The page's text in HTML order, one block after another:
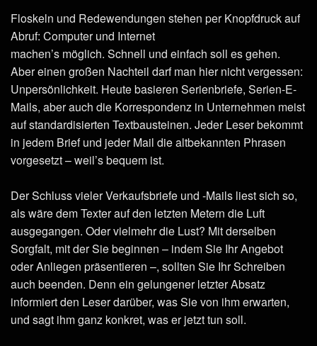
Floskeln und Redewendungen stehen per Knopfdruck auf
Abruf: Computer und Internet
machen’s möglich. Schnell und einfach soll es gehen.
Aber einen großen Nachteil darf man hier nicht vergessen:
Unpersönlichkeit. Heute basieren Serienbriefe, Serien-E-
Mails, aber auch die Korrespondenz in Unternehmen meist
auf standardisierten Textbausteinen. Jeder Leser bekommt
in jedem Brief und jeder Mail die altbekannten Phrasen
vorgesetzt – weil’s bequem ist.
Der Schluss vieler Verkaufsbriefe und -Mails liest sich so,
als wäre dem Texter auf den letzten Metern die Luft
ausgegangen. Oder vielmehr die Lust? Mit derselben
Sorgfalt, mit der Sie beginnen – indem Sie Ihr Angebot
oder Anliegen präsentieren –, sollten Sie Ihr Schreiben
auch beenden. Denn ein gelungener letzter Absatz
informiert den Leser darüber, was Sie von ihm erwarten,
und sagt ihm ganz konkret, was er jetzt tun soll.